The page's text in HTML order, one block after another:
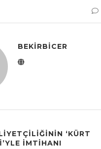
BEKIRBICER
‘KÜRT
IMTIHANI